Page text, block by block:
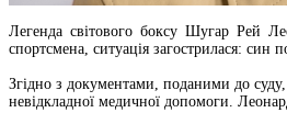
Легенда світового боксу Шугар Рей
спортсмена, ситуація загострилася: син
Згідно з документами, поданими до
невідкладної медичної допомоги.